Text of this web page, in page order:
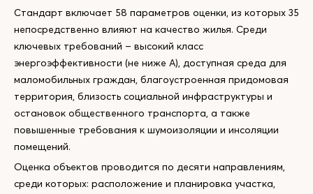
Стандарт включает 58 параметров оценки, из которых 35
непосредственно влияют на качество жилья. Среди
ключевых требований – высокий класс
энергоэффективности (не ниже А), доступная среда для
маломобильных граждан, благоустроенная придомовая
территория, близость социальной инфраструктуры и
остановок общественного транспорта, а также
повышенные требования к шумоизоляции и инсоляции
помещений.
Оценка объектов проводится по десяти направлениям,
среди которых: расположение и планировка участка,